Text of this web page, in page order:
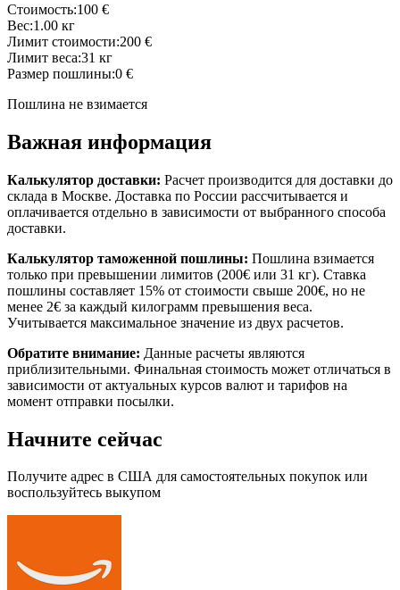
Стоимость:100 €
Вес:1.00 кг
Лимит стоимости:200 €
Лимит веса:31 кг
Размер пошлины:0 €
Пошлина не взимается
Важная информация
Калькулятор доставки: Расчет производится для доставки до
склада в Москве. Доставка по России рассчитывается и
оплачивается отдельно в зависимости от выбранного способа
доставки.
Калькулятор таможенной пошлины: Пошлина взимается
только при превышении лимитов (200€ или 31 кг). Ставка
пошлины составляет 15% от стоимости свыше 200€, но не
менее 2€ за каждый килограмм превышения веса.
Учитывается максимальное значение из двух расчетов.
Обратите внимание: Данные расчеты являются
приблизительными. Финальная стоимость может отличаться в
зависимости от актуальных курсов валют и тарифов на
момент отправки посылки.
Начните сейчас
Получите адрес в США для самостоятельных покупок или
воспользуйтесь выкупом